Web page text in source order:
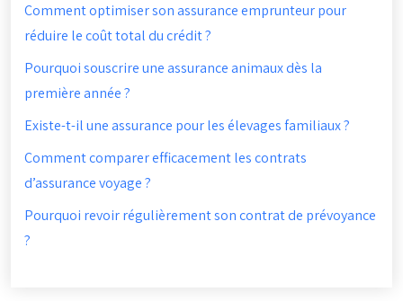
Comment optimiser son assurance emprunteur pour
réduire le coût total du crédit ?
Pourquoi souscrire une assurance animaux dès la
première année ?
Existe-t-il une assurance pour les élevages familiaux ?
Comment comparer efficacement les contrats
d’assurance voyage ?
Pourquoi revoir régulièrement son contrat de prévoyance
?